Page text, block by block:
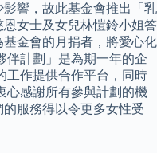
響，故此基金會推出「乳
女士及女兒林愷鈴小姐答
金會的月捐者，將愛心化
伴計劃」是為期一年的企
工作提供合作平台，同時
心感謝所有參與計劃的機
服務得以令更多女性受